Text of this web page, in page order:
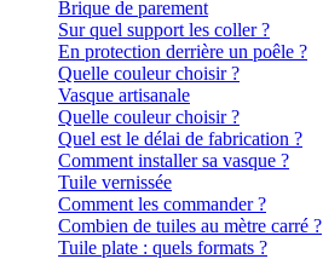
Brique de parement
Sur quel support les coller ?
En protection derrière un poêle ?
Quelle couleur choisir ?
Vasque artisanale
Quelle couleur choisir ?
Quel est le délai de fabrication ?
Comment installer sa vasque ?
Tuile vernissée
Comment les commander ?
Combien de tuiles au mètre carré ?
Tuile plate : quels formats ?